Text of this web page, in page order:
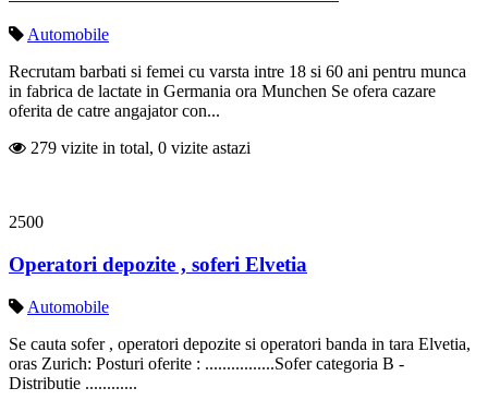
Automobile
Recrutam barbati si femei cu varsta intre 18 si 60 ani pentru munca
in fabrica de lactate in Germania ora Munchen Se ofera cazare
oferita de catre angajator con...
279 vizite in total, 0 vizite astazi
2500
Operatori depozite , soferi Elvetia
Automobile
Se cauta sofer , operatori depozite si operatori banda in tara Elvetia,
oras Zurich: Posturi oferite : ................Sofer categoria B -
Distributie ............